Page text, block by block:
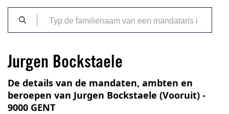
Jurgen Bockstaele
De details van de mandaten, ambten en
beroepen van Jurgen Bockstaele (Vooruit) -
9000 GENT